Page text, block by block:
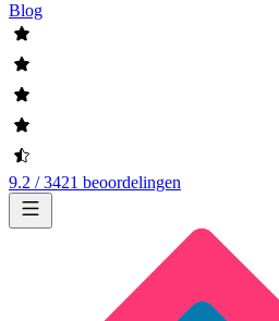
Blog
9.2 / 3421 beoordelingen